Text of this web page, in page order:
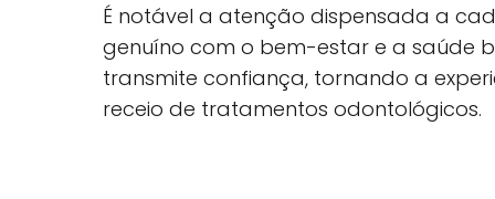
É notável a atenção dispensada a
genuíno com o bem-estar e a saúde
transmite confiança, tornando a
receio de tratamentos odontológicos.